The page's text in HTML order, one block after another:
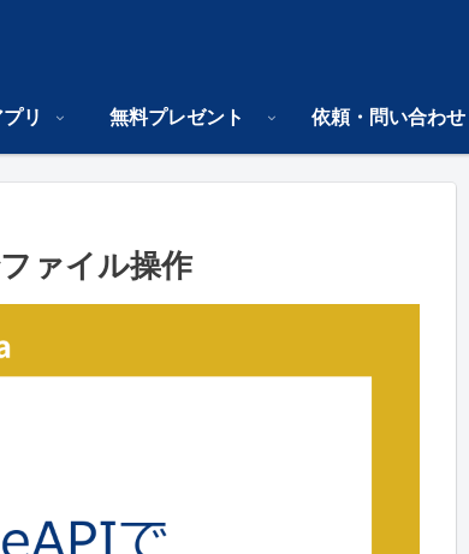
リ 無料プレゼント 依頼・問い合わせ
ァイル操作